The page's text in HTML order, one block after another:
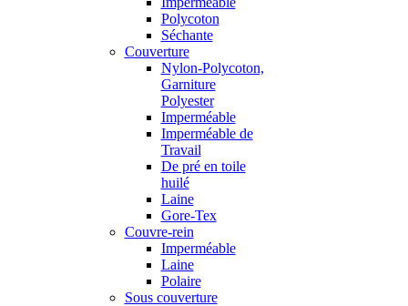
Polycoton
Séchante
Couverture
Nylon-Polycoton,
Garniture
Polyester
Imperméable
Imperméable de
Travail
De pré en toile
huilé
Laine
Gore-Tex
Couvre-rein
Imperméable
Laine
Polaire
Sous couverture